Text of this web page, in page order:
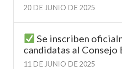
20 DE JUNIO DE 2025
Se inscriben
candidatas al
11 DE JUNIO DE 2025